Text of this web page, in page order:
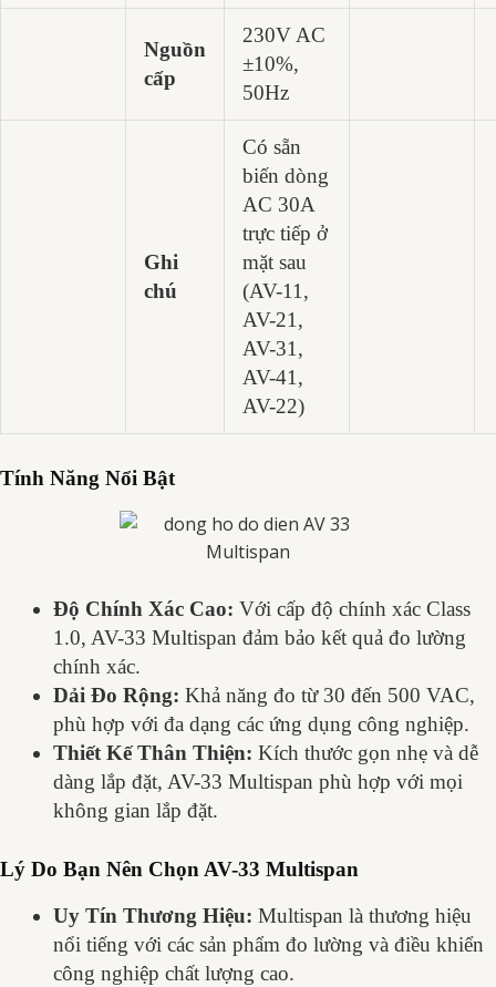
Nguồn
cấp
230V AC
±10%,
50Hz
Ghi
chú
Có sẵn
biến dòng
AC 30A
trực tiếp ở
mặt sau
(AV-11,
AV-21,
AV-31,
AV-41,
AV-22)
Tính Năng Nổi Bật
Độ Chính Xác Cao: Với cấp độ chính xác Class
1.0, AV-33 Multispan đảm bảo kết quả đo lường
chính xác.
Dải Đo Rộng: Khả năng đo từ 30 đến 500 VAC,
phù hợp với đa dạng các ứng dụng công nghiệp.
Thiết Kế Thân Thiện: Kích thước gọn nhẹ và dễ
dàng lắp đặt, AV-33 Multispan phù hợp với mọi
không gian lắp đặt.
Lý Do Bạn Nên Chọn AV-33 Multispan
Uy Tín Thương Hiệu: Multispan là thương hiệu
nổi tiếng với các sản phẩm đo lường và điều khiển
công nghiệp chất lượng cao.